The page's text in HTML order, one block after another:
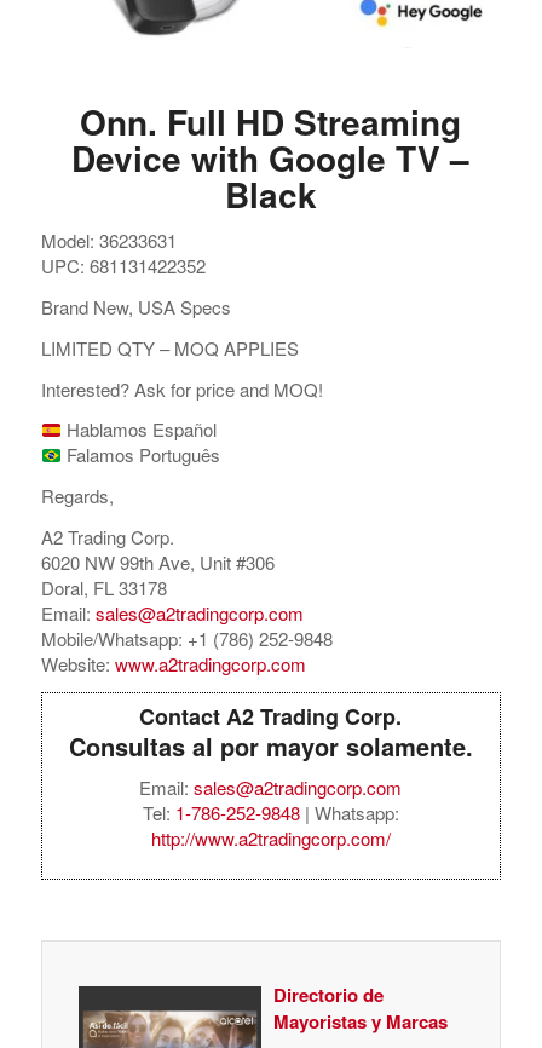
Onn. Full HD Streaming
Device with Google TV –
Black
Model: 36233631
UPC: 681131422352
Brand New, USA Specs
LIMITED QTY – MOQ APPLIES
Interested? Ask for price and MOQ!
Hablamos Español
Falamos Português
Regards,
A2 Trading Corp.
6020 NW 99th Ave, Unit #306
Doral, FL 33178
Email: sales@a2tradingcorp.com
Mobile/Whatsapp: +1 (786) 252-9848
Website: www.a2tradingcorp.com
Contact A2 Trading Corp.
Consultas al por mayor solamente.
Email:sales@a2tradingcorp.com
Tel: 1-786-252-9848| Whatsapp:
http://www.a2tradingcorp.com/
Directorio de
Mayoristas y Marcas